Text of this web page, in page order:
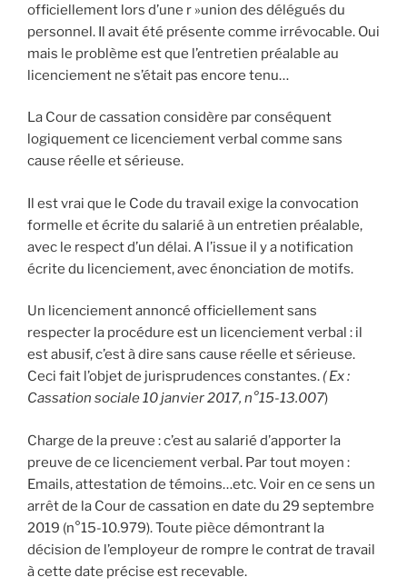
officiellement lors d’une r »union des délégués du
personnel. Il avait été présente comme irrévocable. Oui
mais le problème est que l’entretien préalable au
licenciement ne s’était pas encore tenu…
La Cour de cassation considère par conséquent
logiquement ce licenciement verbal comme sans
cause réelle et sérieuse.
Il est vrai que le Code du travail exige la convocation
formelle et écrite du salarié à un entretien préalable,
avec le respect d’un délai. A l’issue il y a notification
écrite du licenciement, avec énonciation de motifs.
Un licenciement annoncé officiellement sans
respecter la procédure est un licenciement verbal : il
est abusif, c’est à dire sans cause réelle et sérieuse.
Ceci fait l’objet de jurisprudences constantes. ( Ex :
Cassation sociale 10 janvier 2017, n°15-13.007)
Charge de la preuve : c’est au salarié d’apporter la
preuve de ce licenciement verbal. Par tout moyen :
Emails, attestation de témoins…etc. Voir en ce sens un
arrêt de la Cour de cassation en date du 29 septembre
2019 (n°15-10.979). Toute pièce démontrant la
décision de l’employeur de rompre le contrat de travail
à cette date précise est recevable.